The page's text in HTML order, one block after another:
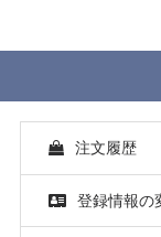
注文履歴
登録情報の